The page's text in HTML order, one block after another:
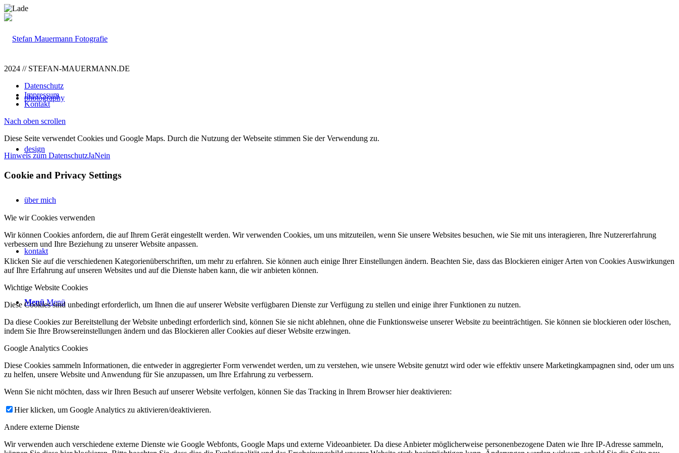
photography
design
über mich
kontakt
Menü Menü
2024 // STEFAN-MAUERMANN.DE
Datenschutz
Impressum
Kontakt
Nach oben scrollen
Diese Seite verwendet Cookies und Google Maps. Durch die Nutzung der Webseite stimmen Sie der Verwendung zu.
Hinweis zum DatenschutzJaNein
Cookie and Privacy Settings
Wie wir Cookies verwenden
Wir können Cookies anfordern, die auf Ihrem Gerät eingestellt werden. Wir verwenden Cookies, um uns mitzuteilen, wenn Sie unsere Websites besuchen, wie Sie mit uns interagieren, Ihre Nutzererfahrung
verbessern und Ihre Beziehung zu unserer Website anpassen.
Klicken Sie auf die verschiedenen Kategorienüberschriften, um mehr zu erfahren. Sie können auch einige Ihrer Einstellungen ändern. Beachten Sie, dass das Blockieren einiger Arten von Cookies Auswirkungen
auf Ihre Erfahrung auf unseren Websites und auf die Dienste haben kann, die wir anbieten können.
Wichtige Website Cookies
Diese Cookies sind unbedingt erforderlich, um Ihnen die auf unserer Website verfügbaren Dienste zur Verfügung zu stellen und einige ihrer Funktionen zu nutzen.
Da diese Cookies zur Bereitstellung der Website unbedingt erforderlich sind, können Sie sie nicht ablehnen, ohne die Funktionsweise unserer Website zu beeinträchtigen. Sie können sie blockieren oder löschen,
indem Sie Ihre Browsereinstellungen ändern und das Blockieren aller Cookies auf dieser Website erzwingen.
Google Analytics Cookies
Diese Cookies sammeln Informationen, die entweder in aggregierter Form verwendet werden, um zu verstehen, wie unsere Website genutzt wird oder wie effektiv unsere Marketingkampagnen sind, oder um uns
zu helfen, unsere Website und Anwendung für Sie anzupassen, um Ihre Erfahrung zu verbessern.
Wenn Sie nicht möchten, dass wir Ihren Besuch auf unserer Website verfolgen, können Sie das Tracking in Ihrem Browser hier deaktivieren:
Hier klicken, um Google Analytics zu aktivieren/deaktivieren.
Andere externe Dienste
Wir verwenden auch verschiedene externe Dienste wie Google Webfonts, Google Maps und externe Videoanbieter. Da diese Anbieter möglicherweise personenbezogene Daten wie Ihre IP-Adresse sammeln,